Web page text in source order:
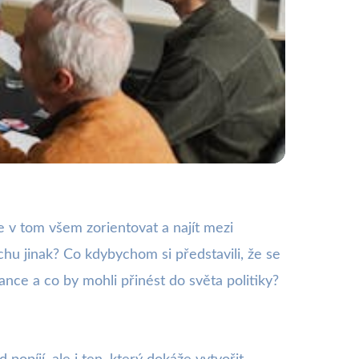
Kuchařka!
v tom všem zorientovat a najít mezi
jinak? Co kdybychom si představili, že se
a co by mohli přinést do světa politiky?